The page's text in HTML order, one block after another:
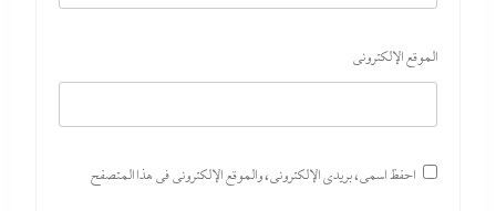
الموقع الإلكتروني
احفظ اسمي، بريدي الإلكتروني، والموقع الإلكتروني في هذا المتصفح